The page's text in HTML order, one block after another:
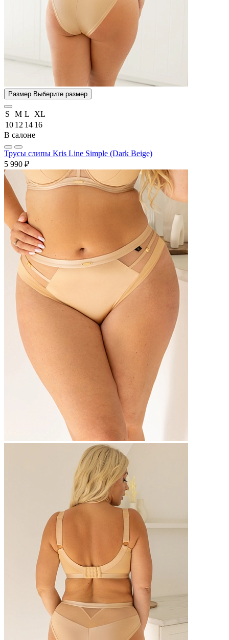
Размер Выберите размер
S M L
XL
10 12 14 16
В салоне
Трусы слипы Kris Line Simple (Dark Beige)
5 990 ₽